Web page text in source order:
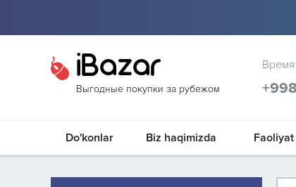
iBazar
Выгодные покупки за рубежом
Do'konlar Biz haqimizda